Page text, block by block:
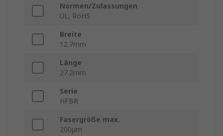
Normen/Zulassungen
UL, RoHS
Breite
12.7mm
Länge
27.2mm
Serie
HFBR
Fasergröße max.
200μm